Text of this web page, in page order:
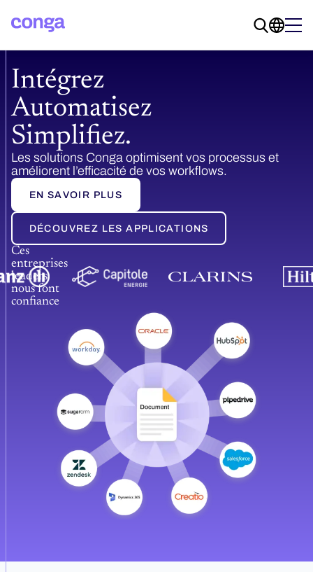
Intégrez
Automatisez
Simplifiez.
Les solutions Conga optimisent vos processus et
améliorent l’efficacité de vos workflows.
EN SAVOIR PLUS
DÉCOUVREZ LES APPLICATIONS
Ces
entreprises
leaders
nous font
confiance